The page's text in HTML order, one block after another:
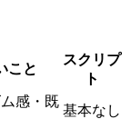
こと
スクリプ
ト
感・既
基本なし